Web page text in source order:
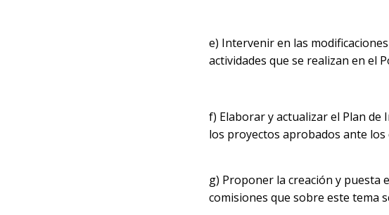
e) Intervenir en las
actividades que se realizan en el
f) Elaborar y actualizar el Plan de
los proyectos aprobados ante
g) Proponer la creación y puesta
comisiones que sobre este tema